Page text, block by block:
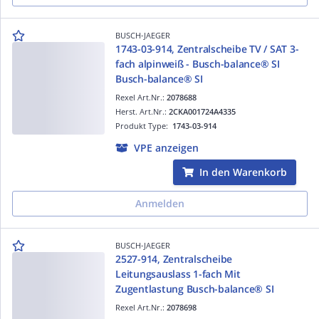
BUSCH-JAEGER
1743-03-914, Zentralscheibe TV / SAT 3-
fach alpinweiß - Busch-balance® SI
Busch-balance® SI
Rexel Art.Nr.: 2078688
Produkt Type: 1743-03-914
Herst. Art.Nr.: 2CKA001724A4335
VPE anzeigen
In den Warenkorb
Anmelden
BUSCH-JAEGER
2527-914, Zentralscheibe
Leitungsauslass 1-fach Mit
Zugentlastung Busch-balance® SI
Rexel Art.Nr.: 2078698